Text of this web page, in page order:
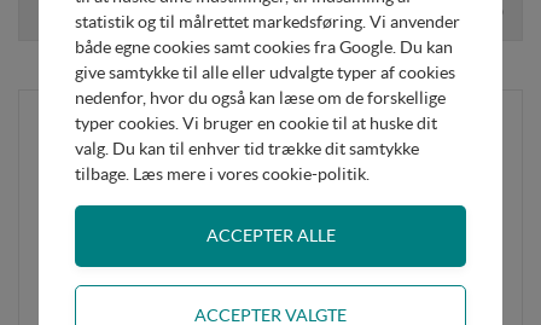
37.995,00
Mere infostatistik og til målrettet markedsføring. Vi anvender
både egne cookies samt cookies fra Google. Du kan
give samtykke til alle eller udvalgte typer af cookies
nedenfor, hvor du også kan læse om de forskellige
typer cookies. Vi bruger en cookie til at huske dit
valg. Du kan til enhver tid trække dit samtykke
tilbage. Læs mere i vores cookie-politik